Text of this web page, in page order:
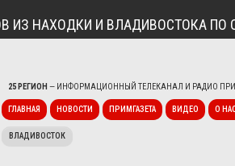
25 РЕГИОН — ИНФОРМАЦИОННЫЙ ТЕЛЕКАНАЛ И РАДИО
ГЛАВНАЯ НОВОСТИ ПРИМГАЗЕТА ВИДЕО О
ВЛАДИВОСТОК
НАХОДКИ И ВЛАДИВОСТОКА ПО